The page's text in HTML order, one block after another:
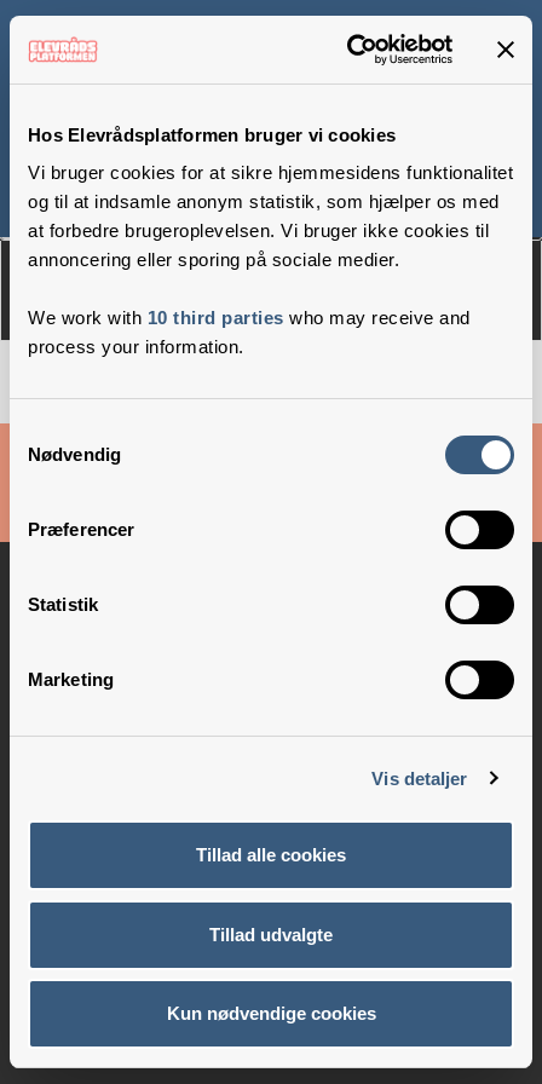
Hos Elevrådsplatformen bruger vi cookies
Vi bruger cookies for at sikre hjemmesidens funktionalitet
og til at indsamle anonym statistik, som hjælper os med
at forbedre brugeroplevelsen. Vi bruger ikke cookies til
annoncering eller sporing på sociale medier.
We work with 10 third parties who may receive and
process your information.
Samtykkevalg
Nødvendig
Præferencer
Statistik
Marketing
Vis detaljer
Tillad alle cookies
Tillad udvalgte
Kun nødvendige cookies
Sjælsø
Om Medlemmer
Danske Skoleelever